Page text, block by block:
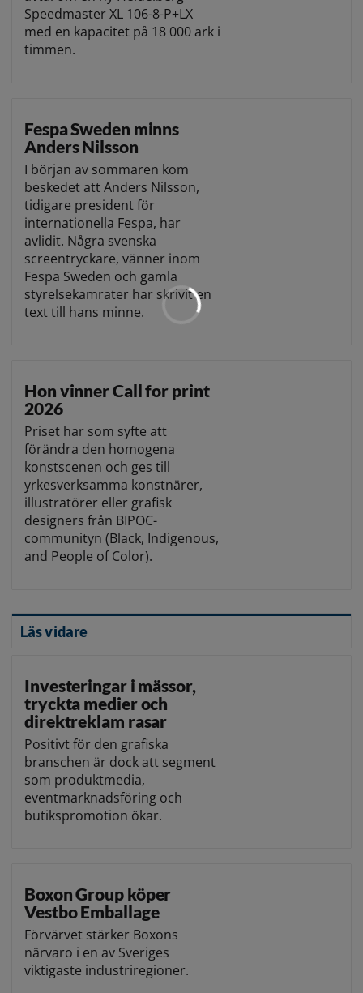
Speedmaster XL 106-8-P+LX
med en kapacitet på 18 000 ark i
timmen.
Fespa Sweden minns
Anders Nilsson
I början av sommaren kom
beskedet att Anders Nilsson,
tidigare president för
internationella Fespa, har
avlidit. Några svenska
screentryckare, vänner inom
Fespa Sweden och gamla
styrelsekamrater har skrivit en
text till hans minne.
Hon vinner Call for print
2026
Priset har som syfte att
förändra den homogena
konstscenen och ges till
yrkesverksamma konstnärer,
illustratörer eller grafisk
designers från BIPOC-
communityn (Black, Indigenous,
and People of Color).
Läs vidare
Investeringar i mässor,
tryckta medier och
direktreklam rasar
Positivt för den grafiska
branschen är dock att segment
som produktmedia,
eventmarknadsföring och
butikspromotion ökar.
Boxon Group köper
Vestbo Emballage
Förvärvet stärker Boxons
närvaro i en av Sveriges
viktigaste industriregioner.